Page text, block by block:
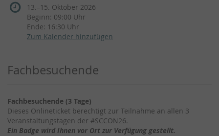
13.–bis
15. Oktober 2026
Beginn: 09:00 Uhr
Ende: 16:30 Uhr
Zum Kalender hinzufügen
Produkte
Fachbesuchende
Fachbesuchende (3 Tage)
Dieses Onlineticket berechtigt zur Teilnahme an allen 3
Veranstaltungstagen der #SCCON26.
Ein Badge wird Ihnen vor Ort zur Verfügung gestellt.